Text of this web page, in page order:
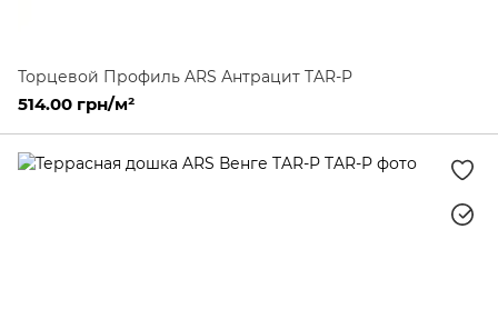
Торцевой Профиль ARS Антрацит TAR-P
514.00 грн/м²